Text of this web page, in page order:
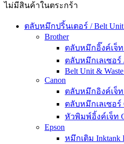
ไม่มีสินค้าในตระกร้า
ตลับหมึกปริ้นเตอร์ / Belt Unit
Brother
ตลับหมึกอิ๊งค์เจ็ท
ตลับหมึกเลเซอร์
Belt Unit &
Canon
ตลับหมึกอิงค์เจ็ท
ตลับหมึกเลเซอร์
หัวพิมพ์อิ้งค์เจ็ท
Epson
หมึกเติม Inktank